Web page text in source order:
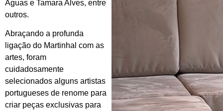
Águas e Tamara Alves, entre
outros.
Abraçando a profunda
ligação do Martinhal com as
artes, foram
cuidadosamente
selecionados alguns artistas
portugueses de renome para
criar peças exclusivas para